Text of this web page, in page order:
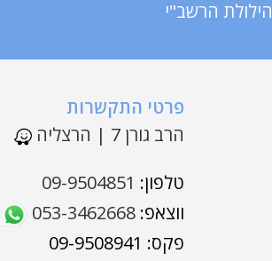
הילולת הרשב"י
פרטי התקשרות
הרב גורן 7 | הרצליה
טלפון: 09-9504851
ווצאפ:053-3462668
פקס: 09-9508941